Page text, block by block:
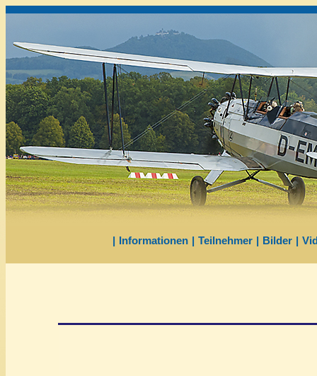
| Informationen | Teilnehmer | Bilder |